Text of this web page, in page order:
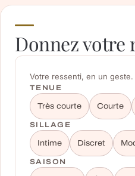
Donnez votre
Votre ressenti, en un geste.
TENUE
Très courte Courte
SILLAGE
Intime Discret
SAISON